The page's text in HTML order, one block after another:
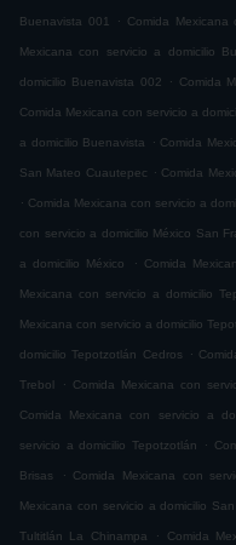
Buenavista 001 . Comida
Mexicana con servicio a domicilio
domicilio Buenavista 002 . Comida
Comida Mexicana con servicio a
a domicilio Buenavista . Comida
San Mateo Cuautepec . Comida
. Comida Mexicana con servicio a
con servicio a domicilio México San
a domicilio México . Comida
Mexicana con servicio a domicilio
Mexicana con servicio a domicilio
domicilio Tepotzotlán Cedros .
Trebol . Comida Mexicana con
Comida Mexicana con servicio a
servicio a domicilio Tepotzotlán .
Brisas . Comida Mexicana con
Mexicana con servicio a domicilio
Tultitlán La Chinampa . Comida